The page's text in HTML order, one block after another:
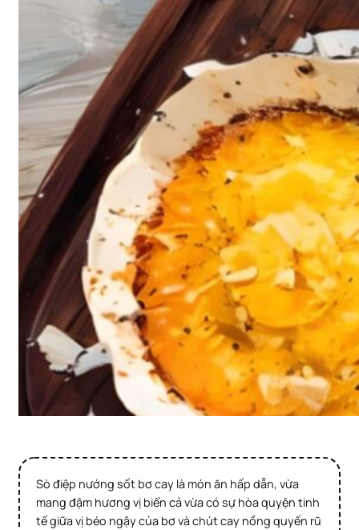
Sò điệp nướng sốt bơ cay là món ăn hấp dẫn, vừa
mang đậm hương vị biển cả vừa có sự hòa quyện tinh
tế giữa vị béo ngậy của bơ và chút cay nồng quyến rũ